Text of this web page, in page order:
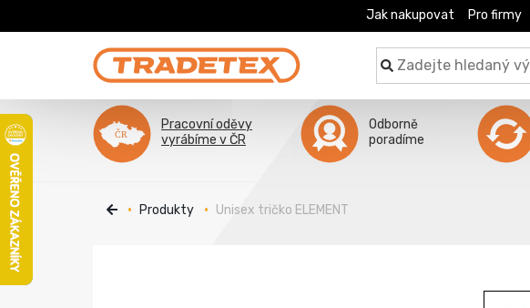
Jak nakupovat Pro firmy
Pracovní oděvy
vyrábíme v ČR
Odborně
poradíme
Produkty Unisex tričko ELEMENT